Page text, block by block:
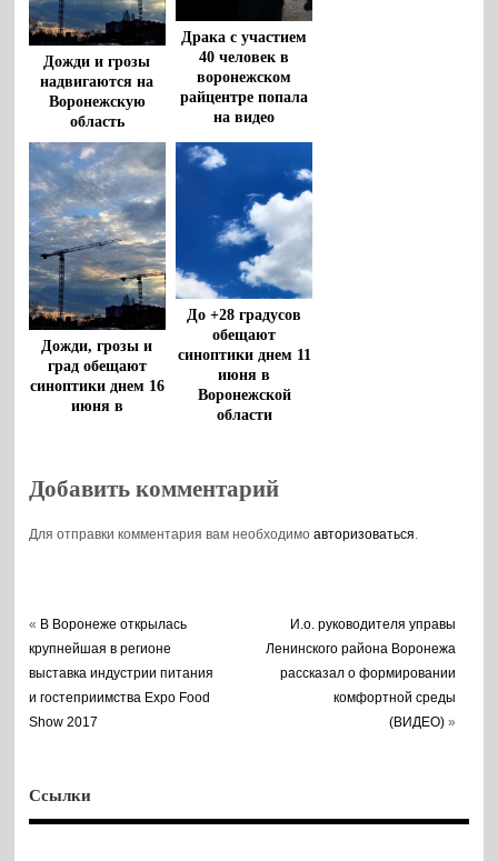
Дожди и грозы
надвигаются на
Воронежскую
область
Драка с участием
40 человек в
воронежском
райцентре попала
на видео
Дожди, грозы и
град обещают
синоптики днем 16
июня в
До +28 градусов
обещают
синоптики днем 11
июня в
Воронежской
области
Добавить комментарий
Для отправки комментария вам необходимоавторизоваться.
« В Воронеже открылась
крупнейшая в регионе
выставка индустрии питания
и гостеприимства Expo Food
Show 2017
И.о. руководителя управы
Ленинского района Воронежа
рассказал о формировании
комфортной среды
(ВИДЕО) »
Ссылки